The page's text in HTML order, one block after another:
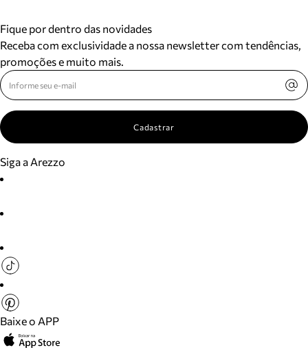
Fique por dentro das novidades
Receba com exclusividade a nossa newsletter com tendências,
promoções e muito mais.
Cadastrar
Siga a Arezzo
Baixe o APP